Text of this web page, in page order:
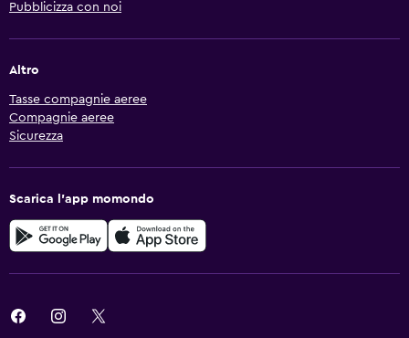
Pubblicizza con noi
Altro
Tasse compagnie aeree
Compagnie aeree
Sicurezza
Scarica l'app momondo